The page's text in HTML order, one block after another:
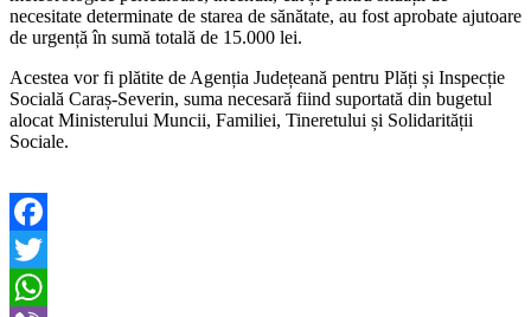
necesitate determinate de starea de sănătate, au fost aprobate ajutoare
de urgență în sumă totală de 15.000 lei.
Acestea vor fi plătite de Agenția Județeană pentru Plăți și Inspecție
Socială Caraș-Severin, suma necesară fiind suportată din bugetul
alocat Ministerului Muncii, Familiei, Tineretului și Solidarității
Sociale.
Facebook
Twitter